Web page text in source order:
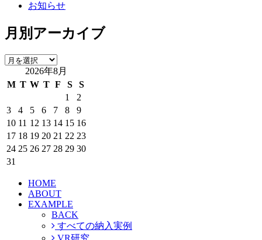
お知らせ
月別アーカイブ
月
ア
カ
イ
ブ
2026年8月
M T W T F S
S
1
2
3
4 5 6 7 8
9
10 11 12 13 14 15 16
17 18 19 20 21 22 23
24 25 26 27 28 29 30
31
HOME
ABOUT
EXAMPLE
BACK
すべての納入実例
VR研究